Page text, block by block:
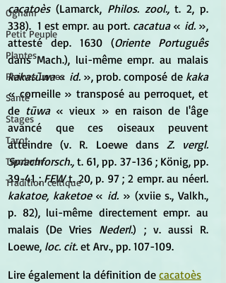
Ogham
Petit Peuple
Plantes
Pleines Lunes
Santé
Stages
Tarot
Tambour
Tradition celtique
cacatoès (Lamarck, Philos. zool., t. 2, p.
338).  1 est empr. au port. cacatua « id. »,
attesté dep. 1630 (Oriente Português
kakatūwa « id. », prob. composé de kaka
« corneille » transposé au perroquet, et
de tūwa « vieux » en raison de l'âge
avancé que ces oiseaux peuvent
atteindre (v. R. Loewe dans Z. vergl.
Sprachforsch., t. 61, pp. 37-136 ; König, pp.
39-41 ; FEW
kakatoe, kaketoe « id. » (xviie s., Valkh.,
p. 82), lui-même directement empr. au
malais (De Vries Nederl.) ; v. aussi R.
Loewe, loc. cit. et Arv., pp. 107-109.
Lire également la définition de cacatoès